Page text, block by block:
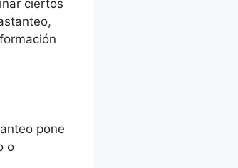
ciertos
pone
o